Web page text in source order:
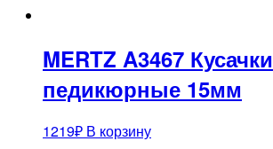
MERTZ A3467 Кусачки
педикюрные 15мм
1219₽ В корзину